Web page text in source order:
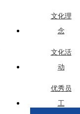
文化理
念
文化活
动
优秀员
工